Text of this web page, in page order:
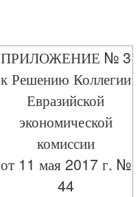
ПРИЛОЖЕНИЕ № 3
к Решению Коллегии
Евразийской
экономической
комиссии
от 11 мая 2017 г. №
44